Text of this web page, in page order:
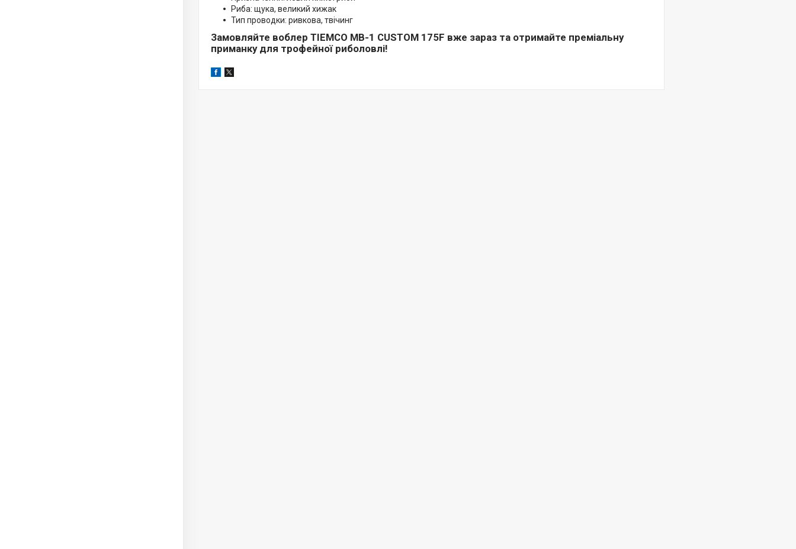
Риба: щука, великий хижак
Тип проводки: ривкова, твічинг
Замовляйте воблер TIEMCO MB-1 CUSTOM 175F вже зараз та отримайте преміальну
приманку для трофейної риболовлі!